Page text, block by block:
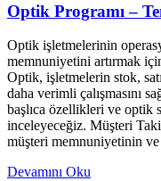
Optik Programı –
Optik işletmelerinin
memnuniyetini artırmak
Optik, işletmelerin stok,
daha verimli çalışmasını
başlıca özellikleri ve optik
inceleyeceğiz. Müşteri
müşteri memnuniyetinin ve
Devamını Oku